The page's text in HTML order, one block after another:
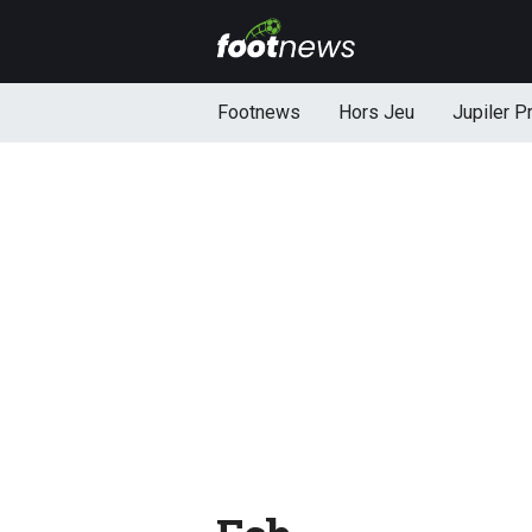
Footnews Hors Jeu Jupiler